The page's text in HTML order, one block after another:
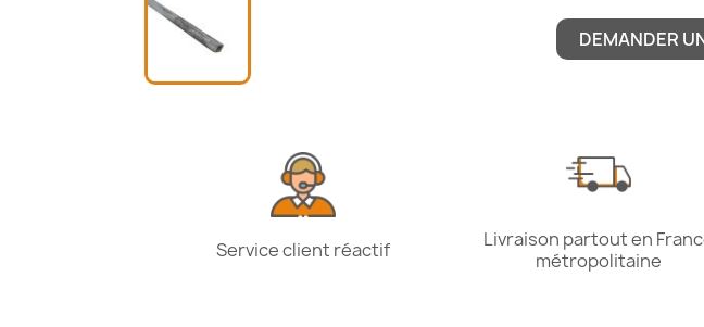
DEMANDER
Service client réactif
Livraison partout en
métropolitaine